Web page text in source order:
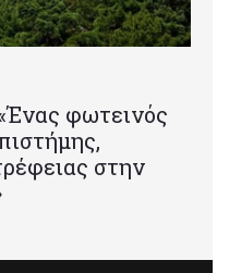
φωτεινός
στην